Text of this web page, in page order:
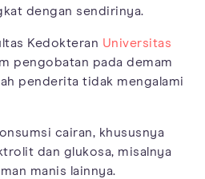
dengan sendirinya.
Kedokteran Universitas
pengobatan pada demam
penderita tidak mengalami
cairan, khususnya
dan glukosa, misalnya
manis lainnya.